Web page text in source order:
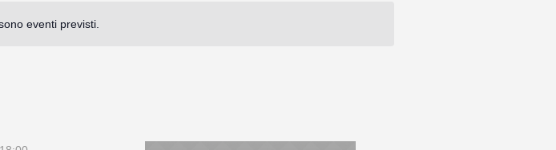
eventi previsti.